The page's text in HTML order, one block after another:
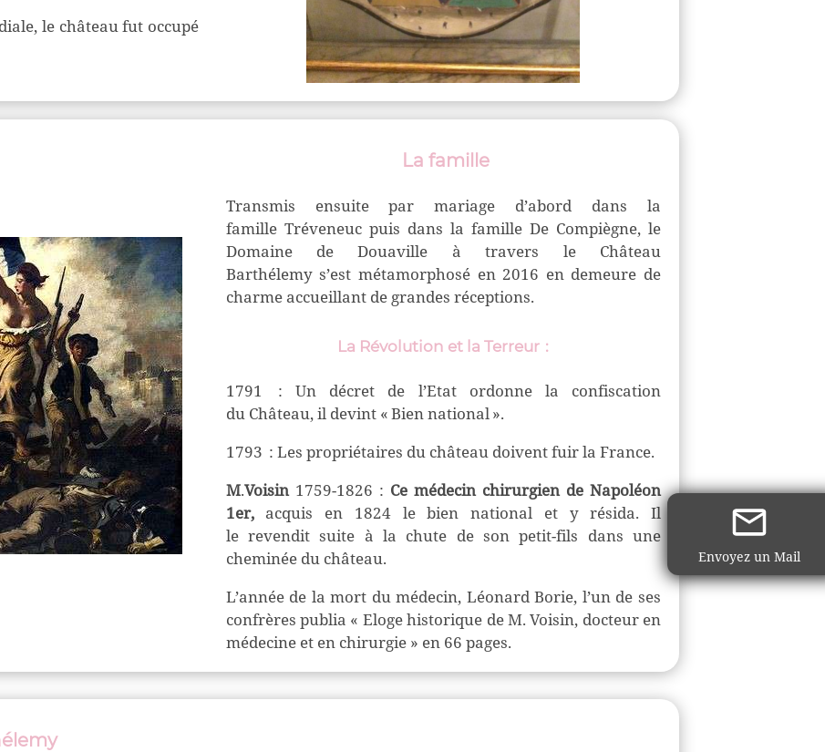
Envoyez un Mail
le château fut occupé
La famille
Transmis ensuite par mariage d’abord dans la
famille Tréveneucpuis dans la famille De Compiègne, le
Domaine de Douaville à travers le Château
Barthélemys’est métamorphosé en 2016 en demeure de
charme accueillant de grandes réceptions.
La Révolution et la Terreur :
1791 : Un décret de l’Etat ordonne la confiscation
du Château, il devint « Bien national ».
1793 : Les propriétaires du château doivent fuir la France.
M.Voisin 1759-1826 : Ce médecin chirurgien de Napoléon
1er,acquis en 1824 le bien national et y résida. Il
lerevendit suite à la chute de son petit-fils dans une
cheminée du château.
L’année de la mort du médecin, Léonard Borie, l’un de ses
confrères publia « Eloge historique de M. Voisin, docteur en
médecine et en chirurgie » en 66 pages.